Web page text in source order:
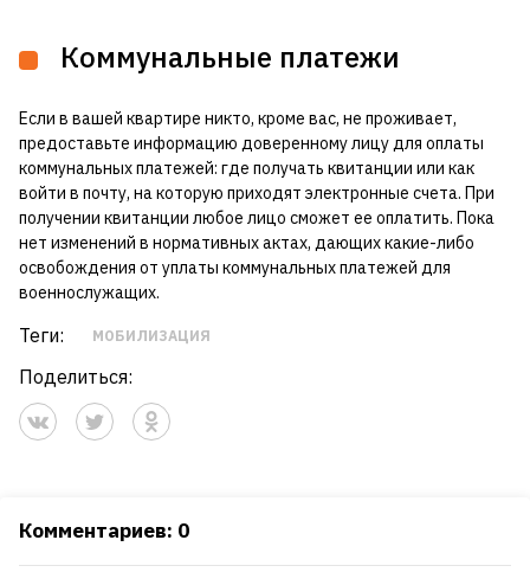
Коммунальные платежи
Если в вашей квартире никто, кроме вас, не проживает,
предоставьте информацию доверенному лицу для оплаты
коммунальных платежей: где получать квитанции или как
войти в почту, на которую приходят электронные счета. При
получении квитанции любое лицо сможет ее оплатить. Пока
нет изменений в нормативных актах, дающих какие-либо
освобождения от уплаты коммунальных платежей для
военнослужащих.
Теги: МОБИЛИЗАЦИЯ
Поделиться:
Комментариев: 0